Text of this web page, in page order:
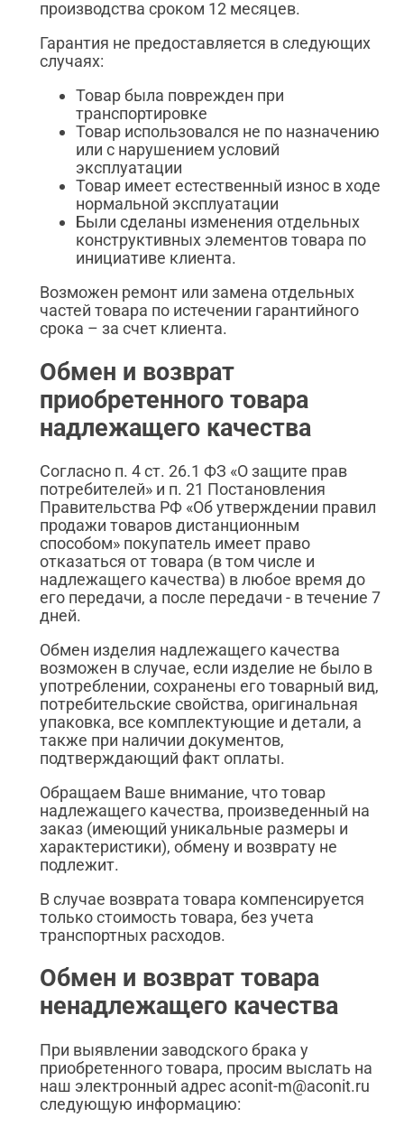
производства сроком 12 месяцев.
Гарантия не предоставляется в следующих
случаях:
Товар была поврежден при
транспортировке
Товар использовался не по назначению
или с нарушением условий
эксплуатации
Товар имеет естественный износ в ходе
нормальной эксплуатации
Были сделаны изменения отдельных
конструктивных элементов товара по
инициативе клиента.
Возможен ремонт или замена отдельных
частей товара по истечении гарантийного
срока – за счет клиента.
Обмен и возврат
приобретенного товара
надлежащего качества
Согласно п. 4 ст. 26.1 ФЗ «О защите прав
потребителей» и п. 21 Постановления
Правительства РФ «Об утверждении правил
продажи товаров дистанционным
способом» покупатель имеет право
отказаться от товара (в том числе и
надлежащего качества) в любое время до
его передачи, а после передачи - в течение 7
дней.
Обмен изделия надлежащего качества
возможен в случае, если изделие не было в
употреблении, сохранены его товарный вид,
потребительские свойства, оригинальная
упаковка, все комплектующие и детали, а
также при наличии документов,
подтверждающий факт оплаты.
Обращаем Ваше внимание, что товар
надлежащего качества, произведенный на
заказ (имеющий уникальные размеры и
характеристики), обмену и возврату не
подлежит.
В случае возврата товара компенсируется
только стоимость товара, без учета
транспортных расходов.
Обмен и возврат товара
ненадлежащего качества
При выявлении заводского брака у
приобретенного товара, просим выслать на
наш электронный адрес aconit-m@aconit.ru
следующую информацию: